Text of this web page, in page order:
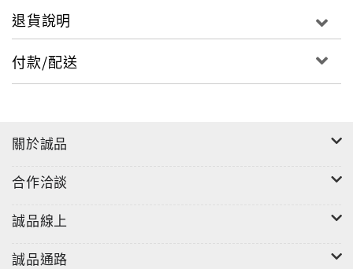
退貨說明
付款/配送
關於誠品
合作洽談
誠品線上
誠品通路